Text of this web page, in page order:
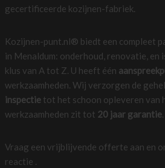
gecertificeerde kozijnen-fabriek.
Kozijnen-punt.nl® biedt een compleet
in Menaldum: onderhoud, renovatie,
klus van A tot Z. U heeft één
werkzaamheden. Wij verzorgen de
inspectietot het schoon opleveren van
werkzaamheden zit tot 20 jaar garantie.
Vraag een vrijblijvende offerte aan en
reactie .